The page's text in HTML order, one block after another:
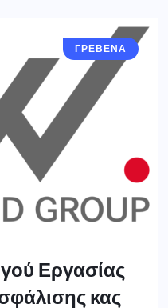
ΓΡΕΒΕΝΑ
Εργασίας
κας